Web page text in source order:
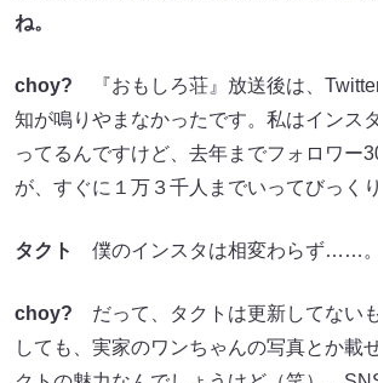
ね。
choy? 『おもしろ荘』放送後は、
知が鳴りやまなかったです。私はインス
ってるんですけど、去年までフォロワー
が、すぐに１万３千人までいってびっく
タクト 僕のインスタは相変わらず……。
choy? だって、タクトは更新してない
しても、実家のワンちゃんの写真とか載